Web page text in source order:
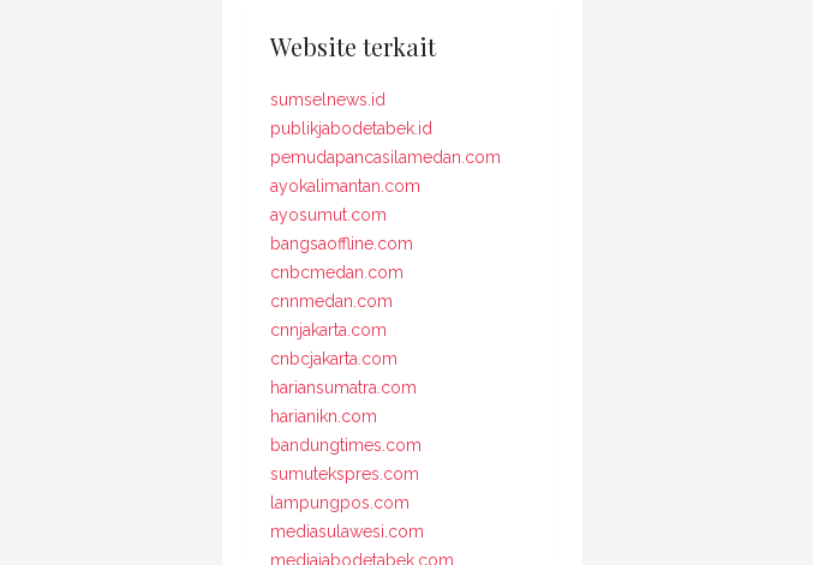
Website terkait
sumselnews.id
publikjabodetabek.id
pemudapancasilamedan.com
ayokalimantan.com
ayosumut.com
bangsaoffline.com
cnbcmedan.com
cnnmedan.com
cnnjakarta.com
cnbcjakarta.com
hariansumatra.com
harianikn.com
bandungtimes.com
sumutekspres.com
lampungpos.com
mediasulawesi.com
mediajabodetabek.com